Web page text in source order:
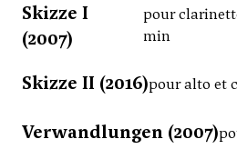
Skizze I
(2007)
pour
min
Skizze II (2016)pour alto et
Verwandlungen (2007)